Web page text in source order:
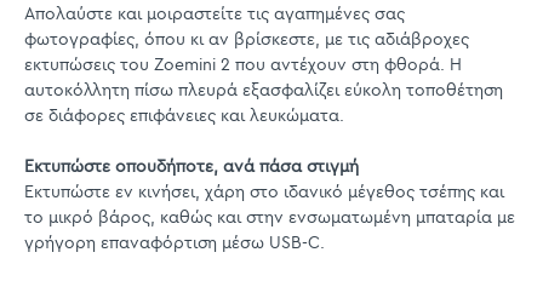
Απολαύστε και μοιραστείτε τις αγαπημένες σας
φωτογραφίες, όπου κι αν βρίσκεστε, με τις αδιάβροχες
εκτυπώσεις του Zoemini 2 που αντέχουν στη φθορά. Η
αυτοκόλλητη πίσω πλευρά εξασφαλίζει εύκολη τοποθέτηση
σε διάφορες επιφάνειες και λευκώματα.
Εκτυπώστε οπουδήποτε, ανά πάσα στιγμή
Εκτυπώστε εν κινήσει, χάρη στο ιδανικό μέγεθος τσέπης και
το μικρό βάρος, καθώς και στην ενσωματωμένη μπαταρία με
γρήγορη επαναφόρτιση μέσω USB-C.